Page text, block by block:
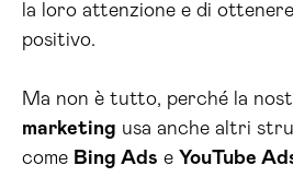
la loro attenzione e di
positivo.
Ma non è tutto, perché la
marketing usa anche altri
come Bing Ads e YouTube